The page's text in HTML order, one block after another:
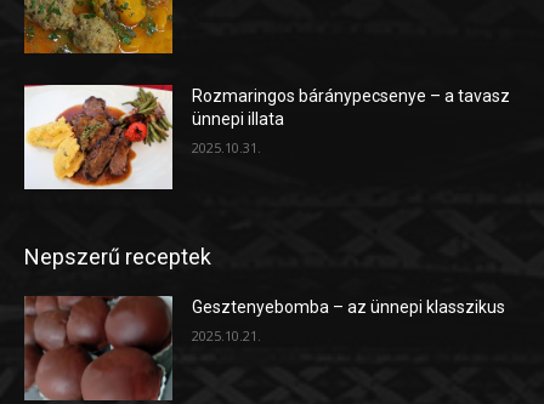
Rozmaringos báránypecsenye – a tavasz
ünnepi illata
2025.10.31.
Nepszerű receptek
Gesztenyebomba – az ünnepi klasszikus
2025.10.21.